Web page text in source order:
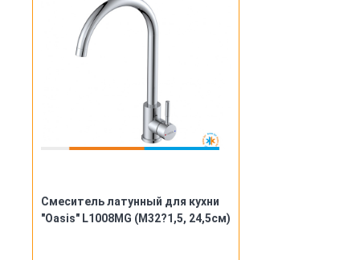
Смеситель латунный для кухни
"Oasis" L1008MG (М32?1,5, 24,5см)